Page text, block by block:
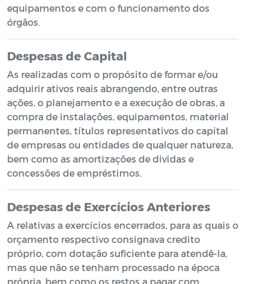
equipamentos e com o funcionamento dos
órgãos.
Despesas de Capital
As realizadas com o propósito de formar e/ou
adquirir ativos reais abrangendo, entre outras
ações, o planejamento e a execução de obras, a
compra de instalações, equipamentos, material
permanentes, títulos representativos do capital
de empresas ou entidades de qualquer natureza,
bem como as amortizações de dividas e
concessões de empréstimos.
Despesas de Exercícios Anteriores
A relativas a exercícios encerrados, para as quais o
orçamento respectivo consignava credito
próprio, com dotação suficiente para atendê-la,
mas que não se tenham processado na época
própria, bem como os restos a pagar com